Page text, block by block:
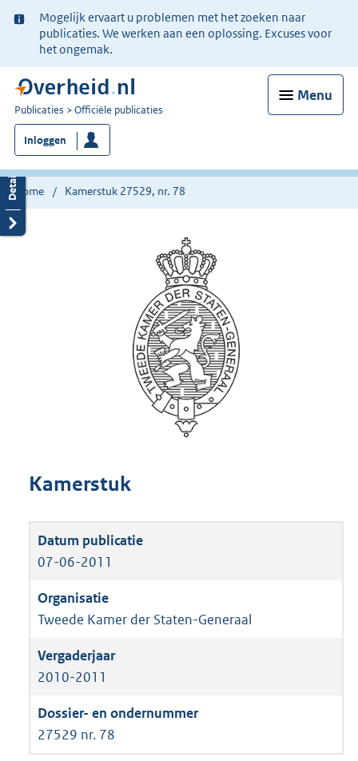
Ter
informatie:
Mogelijk ervaart u problemen met het zoeken naar
publicaties. We werken aan een oplossing. Excuses voor
het ongemak.
Menu
U
bent
nu
hier:
Publicaties Officiële publicaties
Inloggen
Home Kamerstuk 27529, nr. 78
Kamerstuk
07-06-2011
Tweede Kamer der Staten-Generaal
2010-2011
27529 nr. 78